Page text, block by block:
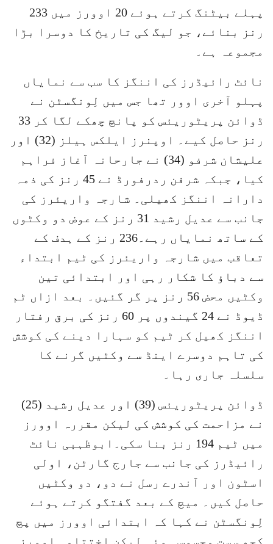
پہلے بیٹنگ کرتے ہوئے 20 اوورز میں 233
رنز بنائے، جو لیگ کی تاریخ کا دوسرا بڑا
مجموعہ ہے۔
نائٹ رائیڈرز کی اننگز کا سب سے نمایاں
پہلو آخری اوور تھا جس میں لِونگسٹن نے
ڈوائن پریٹوریئس کو پانچ چھکے لگا کر 33
رنز حاصل کیے۔ اوپنرز ایلکس ہیلز (32) اور
علیشان شرفو (34) نے جارحانہ آغاز فراہم
کیا، جبکہ شرفن ردرفورڈ نے 45 رنز کی ذمہ
دارانہ اننگز کھیلی۔ شارجہ واریئرز کی
جانب سے عدیل رشید 31 رنز کے عوض دو وکٹوں
کے ساتھ نمایاں رہے۔236 رنز کے ہدف کے
تعاقب میں شارجہ واریئرز کی ٹیم ابتداء
سے دباؤ کا شکار رہی اور ابتدائی تین
وکٹیں محض 56 رنز پر گر گئیں۔ بعد ازاں ٹم
ڈیوڈ نے 24 گیندوں پر 60 رنز کی برق رفتار
اننگز کھیل کر ٹیم کو سہارا دینے کی کوشش
کی تاہم دوسرے اینڈ سے وکٹیں گرنے کا
سلسلہ جاری رہا۔
ڈوائن پریٹوریئس (39) اور عدیل رشید (25)
نے مزاحمت کی کوشش کی لیکن مقررہ اوورز
میں ٹیم 194 رنز بنا سکی۔ابوظہبی نائٹ
رائیڈرز کی جانب سے جارج گارٹن، اولی
اسٹون اور آندرے رسل نے دو، دو وکٹیں
حاصل کیں۔ میچ کے بعد گفتگو کرتے ہوئے
لِونگسٹن نے کہا کہ ابتدائی اوورز میں پچ
کچھ سست محسوس ہوئی لیکن اختتامی اوورز